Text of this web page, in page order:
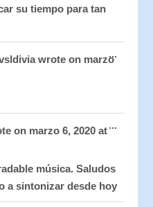
su tiempo para tan
wrote on marzo...this
on marzo 6, 2020 at
música. Saludos
a sintonizar desde hoy
...this